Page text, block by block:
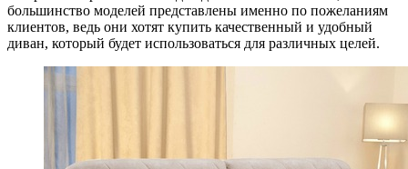
большинство моделей представлены именно по пожеланиям
клиентов, ведь они хотят купить качественный и удобный
диван, который будет использоваться для различных целей.